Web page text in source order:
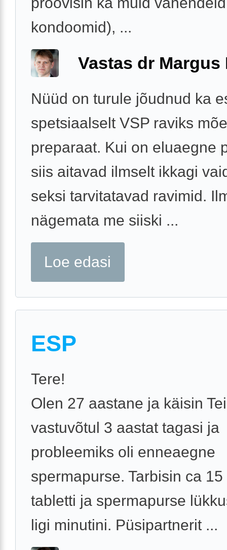
kondoomid), ...
Vastas dr Margus
Nüüd on turule jõudnud ka
spetsiaalselt VSP raviks
preparaat. Kui on eluaegne
siis aitavad ilmselt ikkagi
seksi tarvitatavad ravimid.
nägemata me siiski ...
Loe edasi
ESP
Tere!
Olen 27 aastane ja käisin
vastuvõtul 3 aastat tagasi ja
probleemiks oli enneaegne
spermapurse. Tarbisin ca
tabletti ja spermapurse
ligi minutini. Püsipartnerit ...